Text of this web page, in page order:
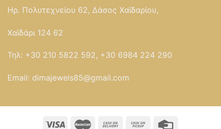
Ηρ. Πολυτεχνείου 62, Δάσος Χαϊδαρίου,
Χαϊδάρι 124 62
Τηλ: +30 210 5822 592, +30 6984 224 290
Email: dimajewels85@gmail.com